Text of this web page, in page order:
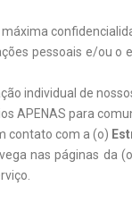
pessoais e/ou
individual de
para
contato com a (o)
nas páginas da